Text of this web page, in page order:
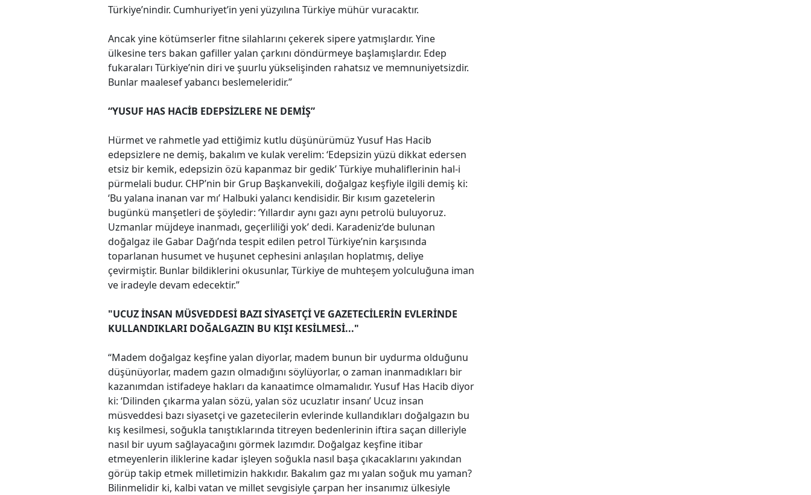
Türkiye’nindir. Cumhuriyet’in yeni yüzyılına Türkiye mühür vuracaktır.
Ancak yine kötümserler fitne silahlarını çekerek sipere yatmışlardır. Yine
ülkesine ters bakan gafiller yalan çarkını döndürmeye başlamışlardır. Edep
fukaraları Türkiye’nin diri ve şuurlu yükselişinden rahatsız ve memnuniyetsizdir.
Bunlar maalesef yabancı beslemeleridir.”
“YUSUF HAS HACİB EDEPSİZLERE NE DEMİŞ”
Hürmet ve rahmetle yad ettiğimiz kutlu düşünürümüz Yusuf Has Hacib
edepsizlere ne demiş, bakalım ve kulak verelim: ‘Edepsizin yüzü dikkat edersen
etsiz bir kemik, edepsizin özü kapanmaz bir gedik’ Türkiye muhaliflerinin hal-i
pürmelali budur. CHP’nin bir Grup Başkanvekili, doğalgaz keşfiyle ilgili demiş ki:
‘Bu yalana inanan var mı’ Halbuki yalancı kendisidir. Bir kısım gazetelerin
bugünkü manşetleri de şöyledir: ‘Yıllardır aynı gazı aynı petrolü buluyoruz.
Uzmanlar müjdeye inanmadı, geçerliliği yok’ dedi. Karadeniz’de bulunan
doğalgaz ile Gabar Dağı’nda tespit edilen petrol Türkiye’nin karşısında
toparlanan husumet ve huşunet cephesini anlaşılan hoplatmış, deliye
çevirmiştir. Bunlar bildiklerini okusunlar, Türkiye de muhteşem yolculuğuna iman
ve iradeyle devam edecektir.”
"UCUZ İNSAN MÜSVEDDESİ BAZI SİYASETÇİ VE GAZETECİLERİN EVLERİNDE
KULLANDIKLARI DOĞALGAZIN BU KIŞI KESİLMESİ..."
“Madem doğalgaz keşfine yalan diyorlar, madem bunun bir uydurma olduğunu
düşünüyorlar, madem gazın olmadığını söylüyorlar, o zaman inanmadıkları bir
kazanımdan istifadeye hakları da kanaatimce olmamalıdır. Yusuf Has Hacib diyor
ki: ‘Dilinden çıkarma yalan sözü, yalan söz ucuzlatır insanı’ Ucuz insan
müsveddesi bazı siyasetçi ve gazetecilerin evlerinde kullandıkları doğalgazın bu
kış kesilmesi, soğukla tanıştıklarında titreyen bedenlerinin iftira saçan dilleriyle
nasıl bir uyum sağlayacağını görmek lazımdır. Doğalgaz keşfine itibar
etmeyenlerin iliklerine kadar işleyen soğukla nasıl başa çıkacaklarını yakından
görüp takip etmek milletimizin hakkıdır. Bakalım gaz mı yalan soğuk mu yaman?
Bilinmelidir ki, kalbi vatan ve millet sevgisiyle çarpan her insanımız ülkesiyle